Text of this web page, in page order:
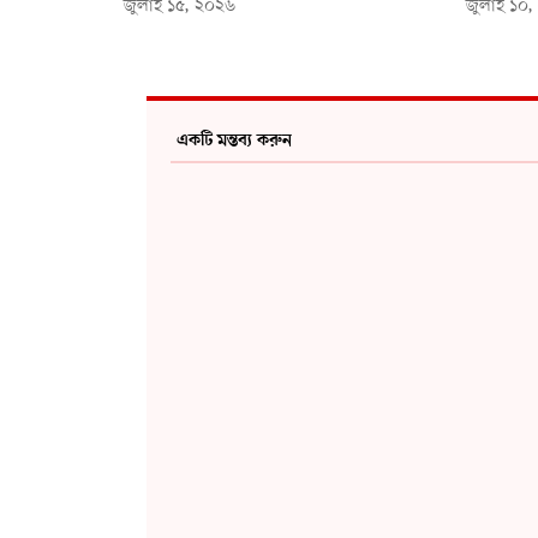
জুলাই ১৫, ২০২৬ জুলাই
একটি মন্তব্য করুন